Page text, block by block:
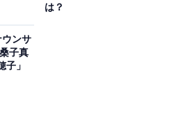
東京都／40代女性）、「YouTube
います。
は？
ンサ
子真
子」